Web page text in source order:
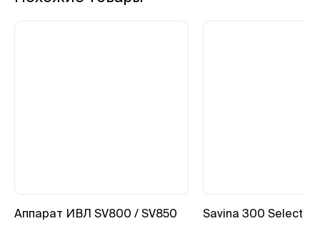
Аппарат ИВЛ SV800 / SV850 Savina 300 Select